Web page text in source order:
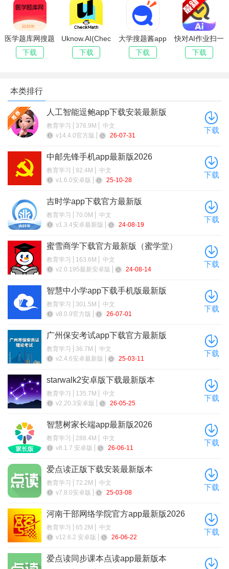
软件功能：
轻一点，手机化身解题小能手，镜头对准难题，瞬间解锁网课答
2、文本秒搜：面对特殊题型，拍照不凑效？试试文本搜题新
技能！复制粘贴，一键直达答案海洋，让搜索更加随心所欲，学
习路上的拦路虎，轻松绕过。
3、扫码通书：专业难题缠身，不必再独自挠头。扫码搜书，
只需对准书籍条形码，海量教材资源即刻呈现，专业全覆盖，难
题迎刃而解，学习之路畅通无阻。
4、智慧收藏夹：心仪教材，一键珍藏。打造专属学习书库，
更加便捷高效。
局限，
医学题库网搜题
软件官方手机版
下载
Uknow.AI(Chec
kMath)小猿搜题
海外版2025
下载
大学搜题酱app
官方下载免费
下载
快对AI作业扫一
扫出答案下载手
机版
下载
本类排行
人工智能逗鲍app下载安装最新版
教育学习 376.9M
中文
v14.4.0官方版
26-07-31
下载
中邮先锋手机app最新版2026
教育学习 92.4M
中文
v1.6.0安卓版
25-10-28
下载
吉时学app下载官方最新版
教育学习 70.0M
中文
v1.3.4安卓最新版
24-08-19
下载
蜜雪商学下载官方最新版（蜜学堂）
教育学习 163.6M
中文
v2.0.195最新安卓版
24-08-14
下载
智慧中小学app下载手机版最新版
教育学习 301.5M
中文
v8.0.9官方版
26-07-01
下载
广州保安考试app下载官方最新版
教育学习 36.7M
中文
v2.4.6安卓最新版
25-03-11
下载
starwalk2安卓版下载最新版本
教育学习 135.7M
中文
v2.20.3安卓版
26-05-25
下载
智慧树家长端app最新版2026
教育学习 288.4M
中文
v8.1.7 安卓版
26-06-11
下载
爱点读正版下载安装最新版本
教育学习 72.2M
中文
v7.8.0安卓版
25-03-08
下载
河南干部网络学院官方app最新版2026
教育学习 65.2M
中文
v12.6.2 安卓版
26-06-22
下载
爱点读同步课本点读app最新版本